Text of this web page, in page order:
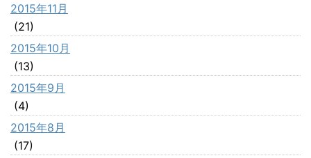
2015年11月
(21)
2015年10月
(13)
2015年9月
(4)
2015年8月
(17)